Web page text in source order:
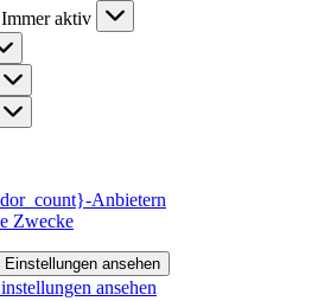
Immer aktiv
Anbietern
Zwecke
Einstellungen ansehen
ansehen